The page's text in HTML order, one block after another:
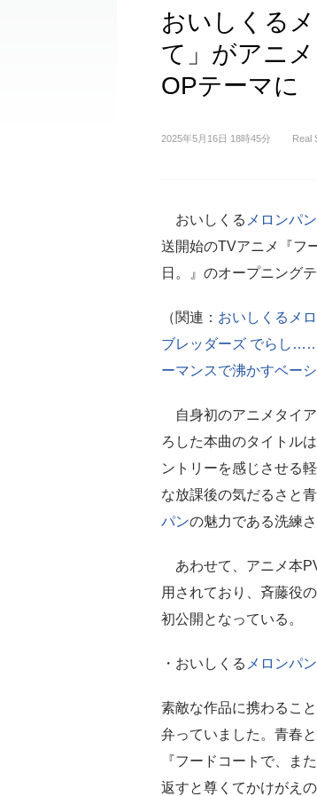
おいしくる
て」がアニ
OPテーマに
2025年5月16日 18時45分 Real
おいしくる メロンパン
送開始のTVアニメ『フ
日。』のオープニング
（関連： おいしくるメ
ブレッダーズ でらし
ーマンスで沸かすベー
自身初のアニメタイ
ろした本曲のタイトル
ントリーを感じさせる
な放課後の気だるさと
パンの魅力である洗練
あわせて、アニメ本
用されており、斉藤役の
初公開となっている。
・おいしくる メロンパン
素敵な作品に携わるこ
弁っていました。青春
『フードコートで、ま
返すと尊くてかけがえ